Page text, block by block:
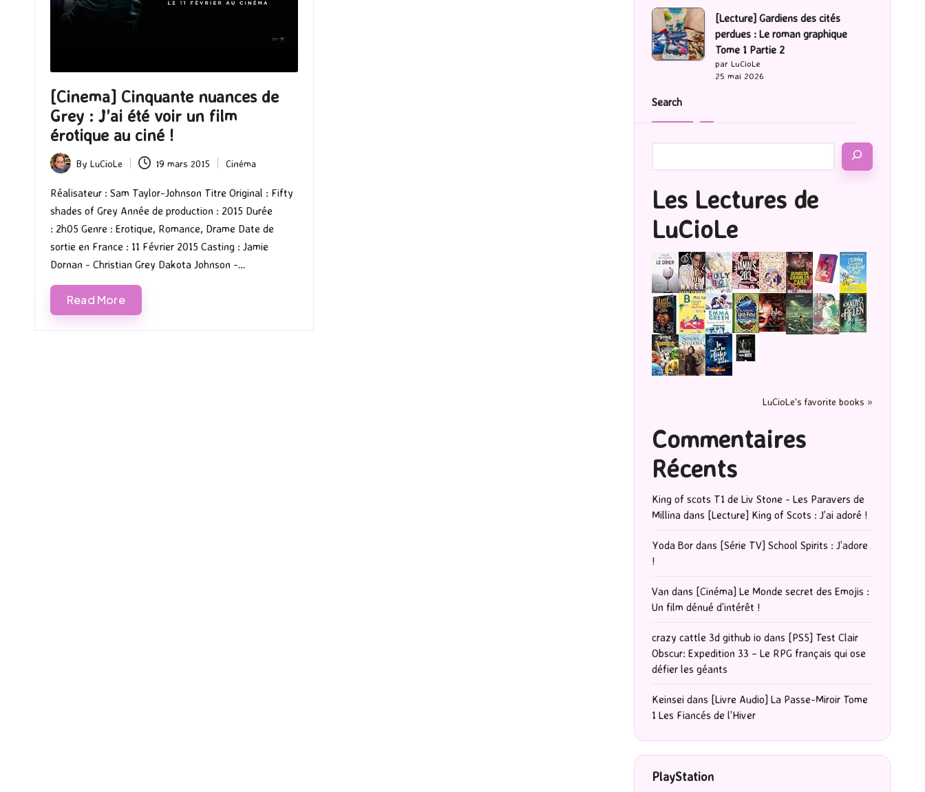
[Cinema] Cinquante nuances de
Grey : J’ai été voir un film
érotique au ciné !
Posted
by
By LuCioLe 19 mars 2015
Posted
in
Cinéma
Réalisateur : Sam Taylor-Johnson Titre Original : Fifty
shades of Grey Année de production : 2015 Durée
: 2h05 Genre : Erotique, Romance, Drame Date de
sortie en France : 11 Février 2015 Casting : Jamie
Dornan - Christian Grey Dakota Johnson -…
Read More
[Lecture] Gardiens des cités
perdues : Le roman graphique
Tome 1 Partie 2
par LuCioLe
25 mai 2026
Search
Les Lectures de
LuCioLe
LuCioLe's favorite books »
Commentaires
Récents
King of scots T1 de Liv Stone - Les Paravers de
Millinadans [Lecture] King of Scots : J’ai adoré !
Yoda Bordans [Série TV] School Spirits : J’adore
!
Van dans [Cinéma] Le Monde secret des Emojis :
Un film dénué d’intérêt !
crazy cattle 3d github io dans [PS5] Test Clair
Obscur: Expedition 33 – Le RPG français qui ose
défier les géants
Keinseidans [Livre Audio] La Passe-Miroir Tome
1 Les Fiancés de l’Hiver
PlayStation